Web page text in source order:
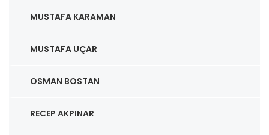
MUSTAFA KARAMAN
MUSTAFA UÇAR
OSMAN BOSTAN
RECEP AKPINAR